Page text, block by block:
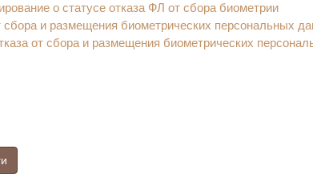
о статусе отказа ФЛ от сбора биометрии
сбора и размещения биометрических персональных
от сбора и размещения биометрических